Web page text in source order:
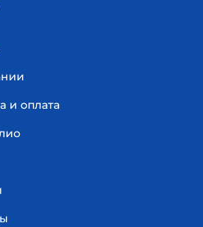
и оплата